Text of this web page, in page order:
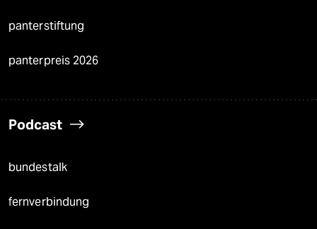
panterstiftung
panterpreis 2026
Podcast
bundestalk
fernverbindung